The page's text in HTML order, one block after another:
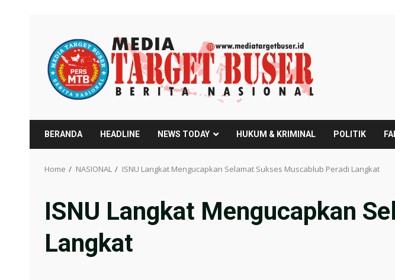
content
BERANDA HEADLINE NEWS TODAY HUKUM & KRIMINAL POLITIK
Home NASIONAL ISNU Langkat Mengucapkan Selamat Sukses Muscablub Peradi Langkat
ISNU Langkat Mengucapkan
Langkat